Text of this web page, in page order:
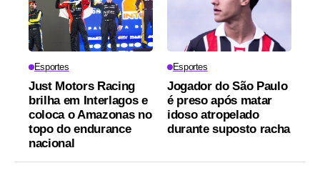
Esportes
Just Motors Racing
brilha em Interlagos e
coloca o Amazonas no
topo do endurance
nacional
Esportes
Jogador do São Paulo
é preso após matar
idoso atropelado
durante suposto racha